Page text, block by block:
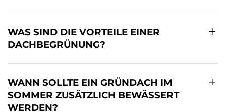
WAS SIND DIE VORTEILE EINER
DACHBEGRÜNUNG?
WANN SOLLTE EIN GRÜNDACH IM
SOMMER ZUSÄTZLICH BEWÄSSERT
WERDEN?